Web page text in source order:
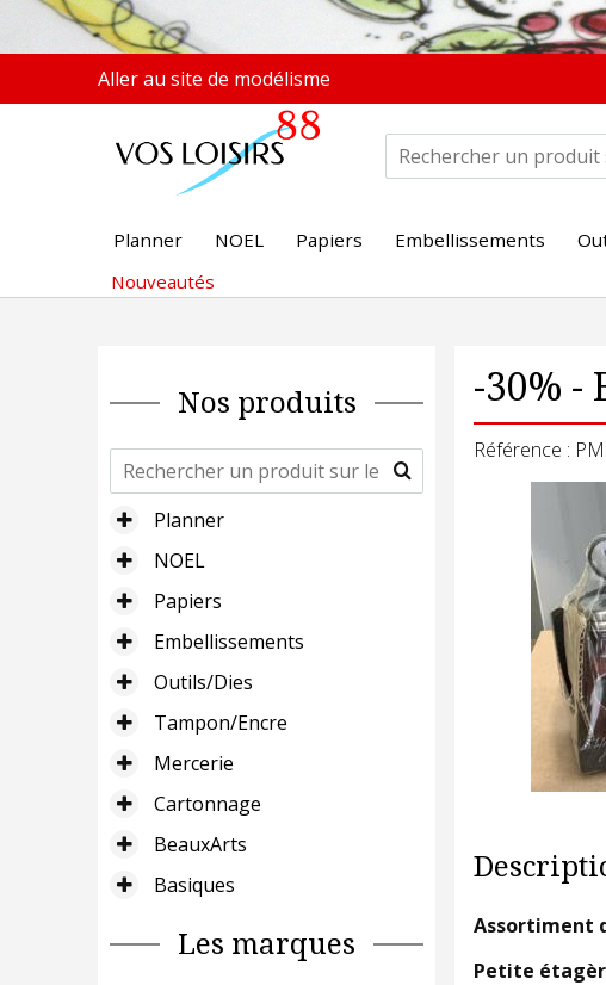
Aller au site de modélisme
Planner NOEL Papiers Embellissements
Nouveautés
Nos produits
Planner
NOEL
Papiers
Embellissements
Outils/Dies
Tampon/Encre
Mercerie
Cartonnage
BeauxArts
Basiques
Les marques
-30% -
Référence :
Assortiment
Petite